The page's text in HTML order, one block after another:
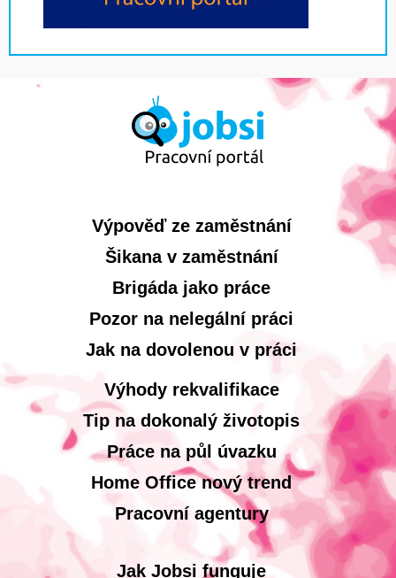
Výpověď ze zaměstnání
Šikana v zaměstnání
Brigáda jako práce
Pozor na nelegální práci
Jak na dovolenou v práci
Výhody rekvalifikace
Tip na dokonalý životopis
Práce na půl úvazku
Home Office nový trend
Pracovní agentury
Jak Jobsi funguje